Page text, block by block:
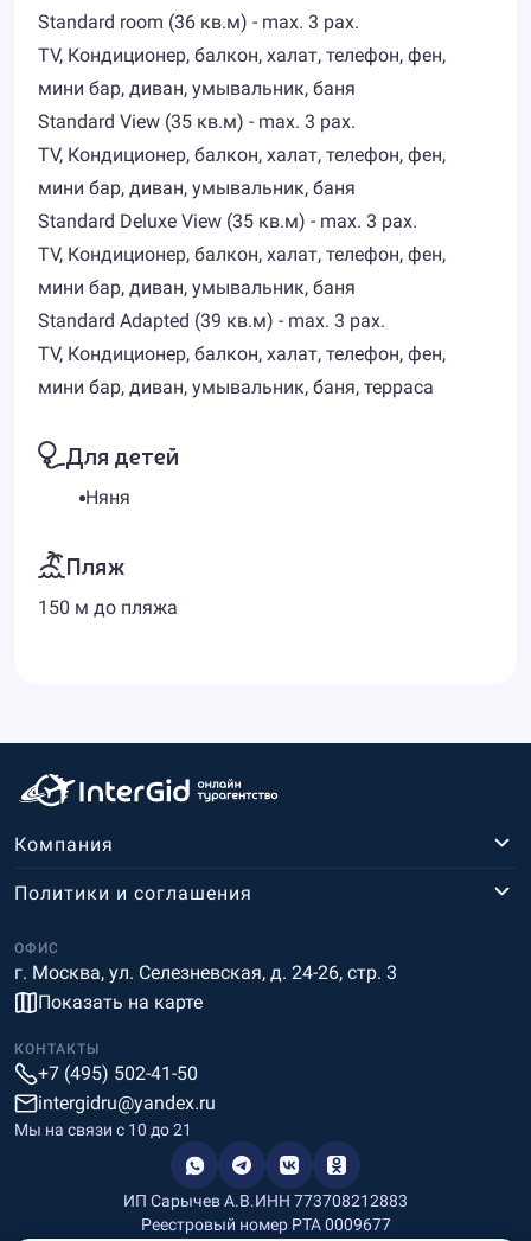
Standard room (36 кв.м) - max. 3 pax.
TV, Кондиционер, балкон, халат, телефон, фен,
мини бар, диван, умывальник, баня
Standard View (35 кв.м) - max. 3 pax.
TV, Кондиционер, балкон, халат, телефон, фен,
мини бар, диван, умывальник, баня
Standard Deluxe View (35 кв.м) - max. 3 pax.
TV, Кондиционер, балкон, халат, телефон, фен,
мини бар, диван, умывальник, баня
Standard Adapted (39 кв.м) - max. 3 pax.
TV, Кондиционер, балкон, халат, телефон, фен,
мини бар, диван, умывальник, баня, терраса
Для детей
Няня
Пляж
150 м до пляжа
Компания
ОФИС
г. Москва, ул. Селезневская, д. 24-26, стр. 3
Показать на карте
Политики и соглашения
КОНТАКТЫ
+7 (495) 502-41-50
intergidru@yandex.ru
Мы на связи c 10 до 21
ИП Сарычев А.В.ИНН 773708212883
Реестровый номер РТА 0009677